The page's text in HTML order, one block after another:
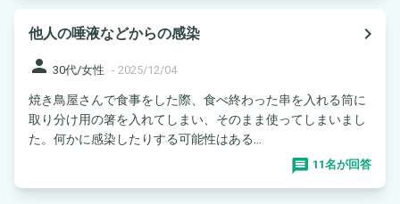
他人の唾液などからの感染
navigate_next
person 30代/女性 - 2025/12/04
焼き鳥屋さんで食事をした際、食べ終わった串を入れる筒に
取り分け用の箸を入れてしまい、そのまま使ってしまいまし
た。何かに感染したりする可能性はある...
11名が回答